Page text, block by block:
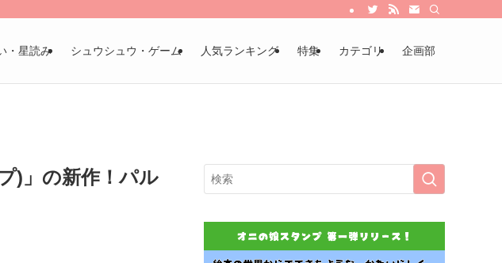
・星読み シュウシュウ・ゲーム 人気ランキング 特集 カテゴリ 企画部
)」の新作！パル